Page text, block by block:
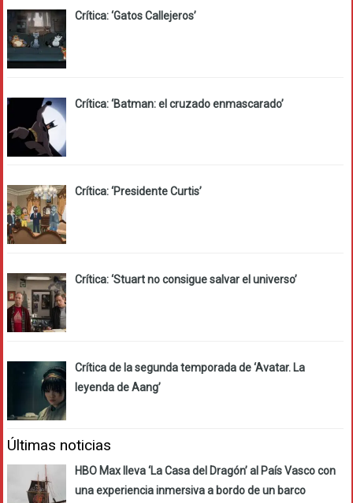
Crítica: ‘Gatos Callejeros’
Crítica: ‘Batman: el cruzado enmascarado’
Crítica: ‘Presidente Curtis’
Crítica: ‘Stuart no consigue salvar el universo’
Crítica de la segunda temporada de ‘Avatar. La
leyenda de Aang’
Últimas noticias
HBO Max lleva ‘La Casa del Dragón’ al País Vasco con
una experiencia inmersiva a bordo de un barco